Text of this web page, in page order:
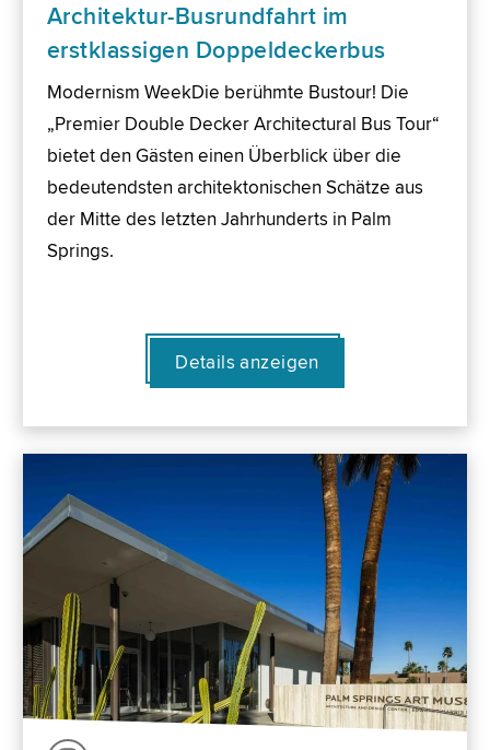
Architektur-Busrundfahrt im
erstklassigen Doppeldeckerbus
Modernism WeekDie berühmte Bustour! Die
„Premier Double Decker Architectural Bus Tour“
bietet den Gästen einen Überblick über die
bedeutendsten architektonischen Schätze aus
der Mitte des letzten Jahrhunderts in Palm
Springs.
Details anzeigen